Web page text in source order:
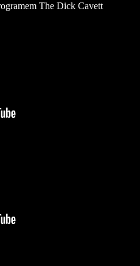
The Dick Cavett